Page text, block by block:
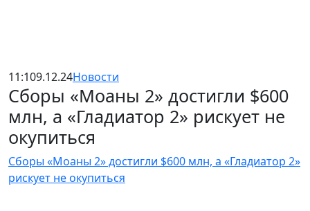
11:109.12.24Новости
Сборы «Моаны 2» достигли $600
млн, а «Гладиатор 2» рискует не
окупиться
Сборы «Моаны 2» достигли $600 млн, а «Гладиатор 2»
рискует не окупиться